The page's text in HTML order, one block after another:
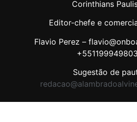
Corinthians
Editor-chefe e
Flavio Perez –
Sugestão de